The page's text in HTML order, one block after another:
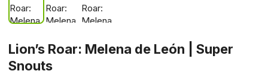
Lion’s Roar: Melena de León | Super
Snouts